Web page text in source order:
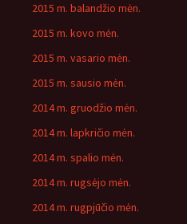
2015 m. balandžio mėn.
2015 m. kovo mėn.
2015 m. vasario mėn.
2015 m. sausio mėn.
2014 m. gruodžio mėn.
2014 m. lapkričio mėn.
2014 m. spalio mėn.
2014 m. rugsėjo mėn.
2014 m. rugpjūčio mėn.